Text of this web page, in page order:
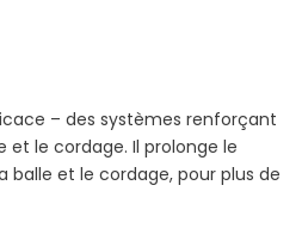
– des systèmes renforçant
et le cordage. Il prolonge le
et le cordage, pour plus de